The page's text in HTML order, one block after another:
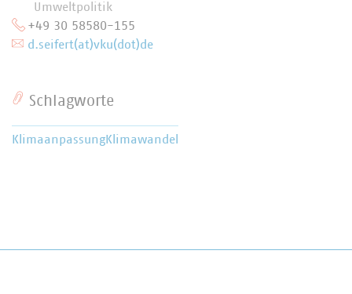
Umweltpolitik
+49 30 58580-155
d.seifert(at)vku(dot)de
Schlagworte
KlimaanpassungKlimawandel